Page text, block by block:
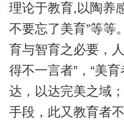
理论于教育,以陶养
不要忘了美育”等等
育与智育之必要，
得不一言者”，“美
达，以达完美之域
手段，此又教育者